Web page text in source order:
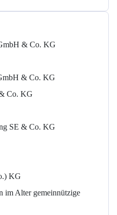
& Co. KG
& Co. KG
Co. KG
SE & Co. KG
KG
im Alter gemeinnützige